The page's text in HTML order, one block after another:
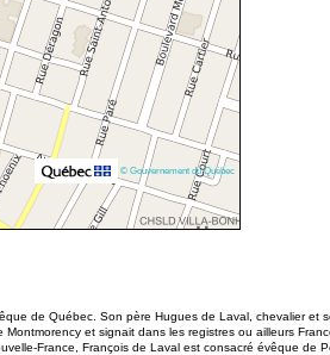
© Gouvernement du Québec
de Québec. Son père Hugues de Laval, chevalier
et signait dans les registres ou ailleurs
France, François de Laval est consacré évêque